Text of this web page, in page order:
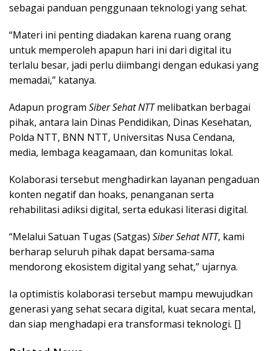
sebagai panduan penggunaan teknologi yang sehat.
“Materi ini penting diadakan karena ruang orang
untuk memperoleh apapun hari ini dari digital itu
terlalu besar, jadi perlu diimbangi dengan edukasi yang
memadai,” katanya.
Adapun program Siber Sehat NTTmelibatkan berbagai
pihak, antara lain Dinas Pendidikan, Dinas Kesehatan,
Polda NTT, BNN NTT, Universitas Nusa Cendana,
media, lembaga keagamaan, dan komunitas lokal.
Kolaborasi tersebut menghadirkan layanan pengaduan
konten negatif dan hoaks, penanganan serta
rehabilitasi adiksi digital, serta edukasi literasi digital.
“Melalui Satuan Tugas (Satgas) Siber Sehat NTT, kami
berharap seluruh pihak dapat bersama-sama
mendorong ekosistem digital yang sehat,” ujarnya.
Ia optimistis kolaborasi tersebut mampu mewujudkan
generasi yang sehat secara digital, kuat secara mental,
dan siap menghadapi era transformasi teknologi. []